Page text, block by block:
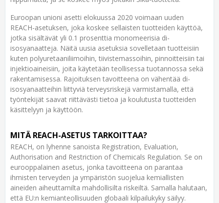
Euroopan unioni asetti elokuussa 2020 voimaan uuden
REACH-asetuksen, joka koskee sellaisten tuotteiden käyttöä,
jotka sisältävät yli 0.1 prosenttia monomeerisia di-
isosyanaatteja. Näitä uusia asetuksia sovelletaan tuotteisiin
kuten polyuretaaniliimoihin, tiivistemassoihin, pinnoitteisiin tai
injektioaineisiin, joita käytetään teollisessa tuotannossa sekä
rakentamisessa. Rajoituksen tavoitteena on vähentää di-
isosyanaatteihin liittyviä terveysriskejä varmistamalla, että
työntekijät saavat riittävästi tietoa ja koulutusta tuotteiden
käsittelyyn ja käyttöön.
MITÄ REACH-ASETUS TARKOITTAA?
REACH, on lyhenne sanoista Registration, Evaluation,
Authorisation and Restriction of Chemicals Regulation. Se on
eurooppalainen asetus, jonka tavoitteena on parantaa
ihmisten terveyden ja ympäristön suojelua kemiallisten
aineiden aiheuttamilta mahdollisilta riskeiltä. Samalla halutaan,
että EU:n kemianteollisuuden globaali kilpailukyky säilyy.